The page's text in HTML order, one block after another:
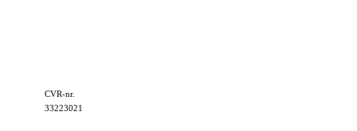
CVR-nr.
33223021